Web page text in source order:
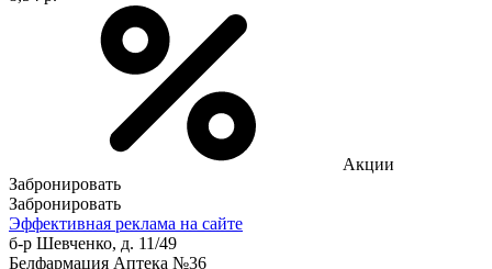
Акции
Забронировать
Забронировать
Эффективная реклама на сайте
б-р Шевченко, д. 11/49
Белфармация Аптека №36